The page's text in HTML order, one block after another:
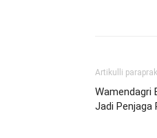
Artikulli paraprak
Wamendagri
Jadi Penjaga